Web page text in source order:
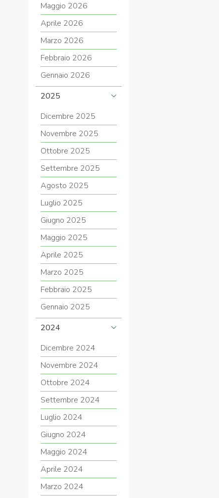
Maggio 2026
Aprile 2026
Marzo 2026
Febbraio 2026
Gennaio 2026
2025
Dicembre 2025
Novembre 2025
Ottobre 2025
Settembre 2025
Agosto 2025
Luglio 2025
Giugno 2025
Maggio 2025
Aprile 2025
Marzo 2025
Febbraio 2025
Gennaio 2025
2024
Dicembre 2024
Novembre 2024
Ottobre 2024
Settembre 2024
Luglio 2024
Giugno 2024
Maggio 2024
Aprile 2024
Marzo 2024